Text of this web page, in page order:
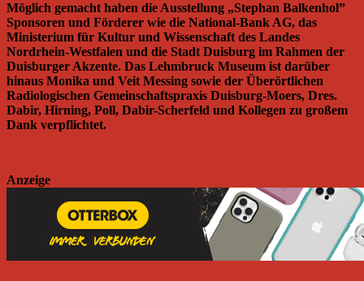
Möglich gemacht haben die Ausstellung „Stephan Balkenhol”
Sponsoren und Förderer wie die National-Bank AG, das
Ministerium für Kultur und Wissenschaft des Landes
Nordrhein-Westfalen und die Stadt Duisburg im Rahmen der
Duisburger Akzente. Das Lehmbruck Museum ist darüber
hinaus Monika und Veit Messing sowie der Überörtlichen
Radiologischen Gemeinschaftspraxis Duisburg-Moers, Dres.
Dabir, Hirning, Poll, Dabir-Scherfeld und Kollegen zu großem
Dank verpflichtet.
Anzeige